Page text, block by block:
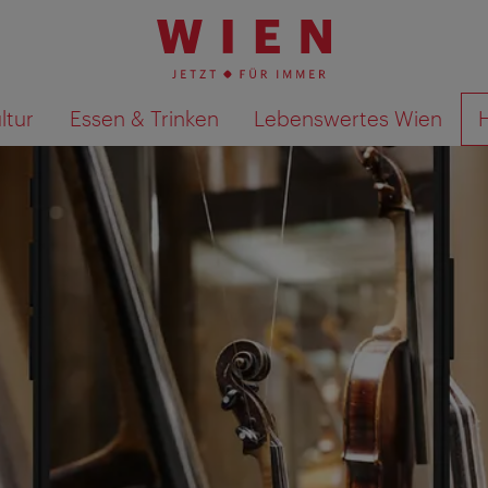
Essen & Trinken Lebenswertes Wien
Suchergebnisse auf Karte